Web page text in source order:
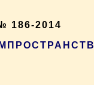
186-2014